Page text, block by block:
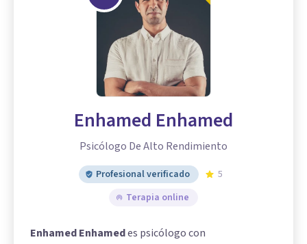
Enhamed Enhamed
Psicólogo De Alto Rendimiento
Profesional verificado
5
Terapia online
Enhamed Enhamedes psicólogo con